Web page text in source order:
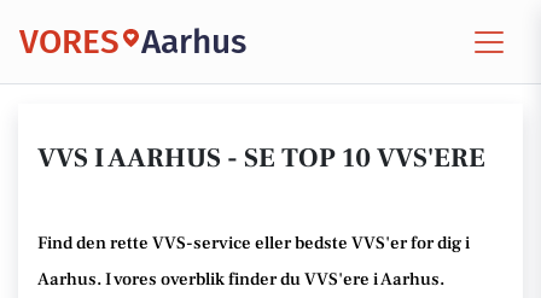
VORES Aarhus
VVS I AARHUS - SE TOP 10 VVS'ERE
Find den rette VVS-service eller bedste VVS'er for dig i
Aarhus. I vores overblik finder du VVS'ere i Aarhus.